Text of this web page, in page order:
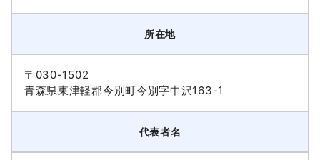
所在地
〒030-1502
青森県東津軽郡今別町今別字中沢163-1
代表者名